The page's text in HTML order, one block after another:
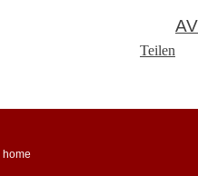
Teilen
home